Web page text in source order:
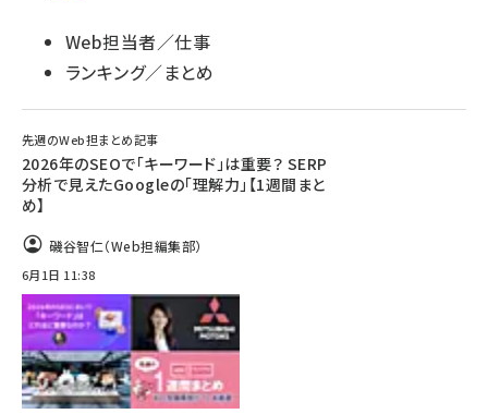
Web担当者／仕事
ランキング／まとめ
先週のWeb担まとめ記事
2026年のSEOで「キーワード」は重要？ SERP
分析で見えたGoogleの「理解力」【1週間まと
め】
磯谷智仁（Web担編集部）
6月1日 11:38